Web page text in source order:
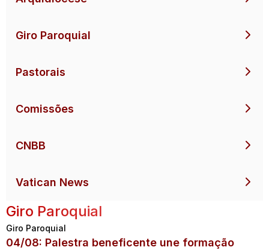
Giro Paroquial
Pastorais
Comissões
CNBB
Vatican News
Giro Paroquial
Giro Paroquial
04/08: Palestra beneficente une formação